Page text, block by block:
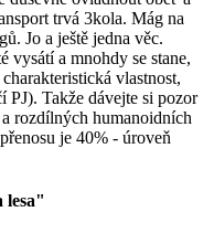
trvá 3kola. Mág na
Jo a ještě jedna věc.
vysátí a mnohdy se stane,
vlastnost,
PJ). Takže dávejte si pozor
rozdílných humanoidních
je 40% - úroveň
lesa"